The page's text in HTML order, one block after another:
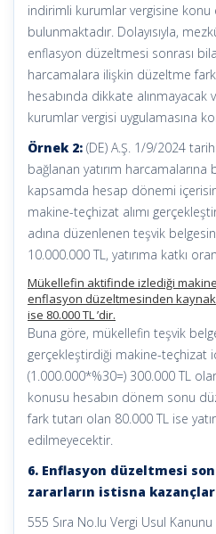
indirimli kurumlar vergisine
bulunmaktadır. Dolayısıyla,
enflasyon düzeltmesi sonrası
harcamalara ilişkin düzeltme
hesabında dikkate alınmayacak
kurumlar vergisi uygulamasına
Örnek 2: (DE) A.Ş. 1/9/2024
bağlanan yatırım harcamalarına
kapsamda hesap dönemi
makine-teçhizat alımı
adına düzenlenen teşvik
10.000.000 TL, yatırıma katkı
Mükellefin aktifinde izlediği
enflasyon düzeltmesinden
ise 80.000 TL ’dir.
Buna göre, mükellefin teşvik
gerçekleştirdiği makine-teçhizat
(1.000.000*%30=) 300.000 TL
konusu hesabın dönem sonu
fark tutarı olan 80.000 TL ise
edilmeyecektir.
6. Enflasyon düzeltmesi
zararların istisna
555 Sıra No.lu Vergi Usul